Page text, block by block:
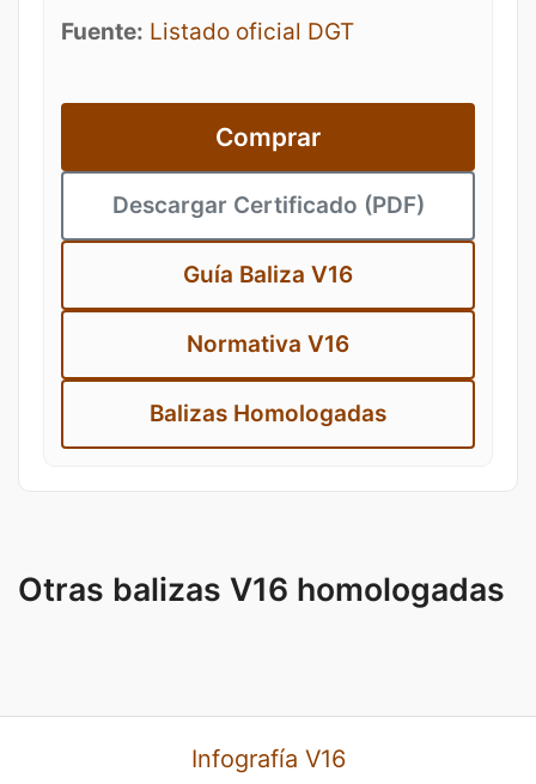
Fuente: Listado oficial DGT
Comprar
Descargar Certificado (PDF)
Guía Baliza V16
Normativa V16
Balizas Homologadas
Otras balizas V16 homologadas
Infografía V16